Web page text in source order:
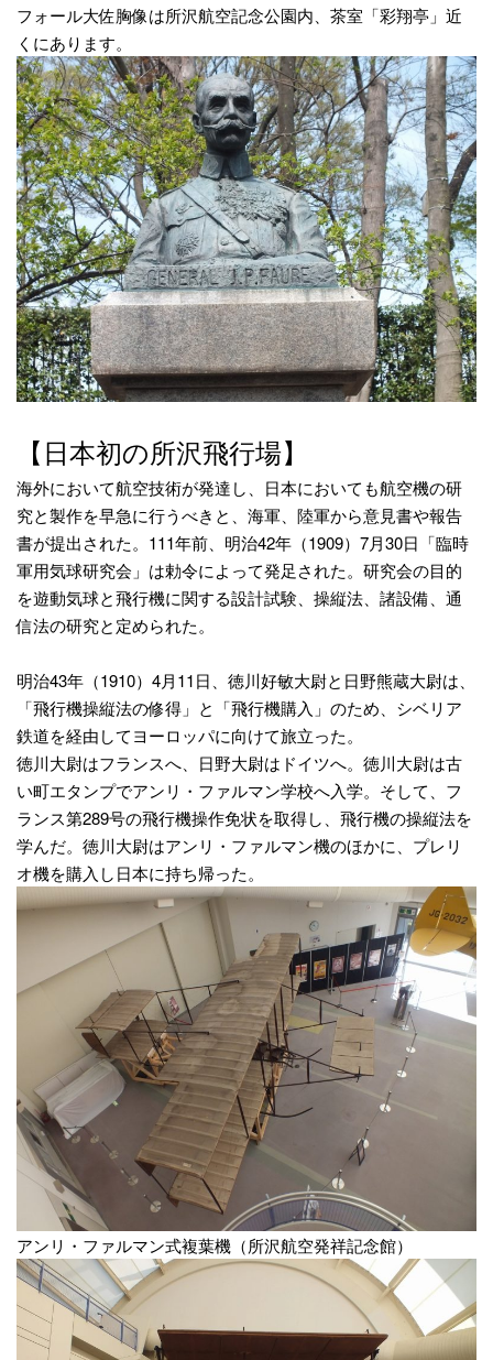
フォール大佐胸像は所沢航空記念公園内、茶室「彩翔亭」近
くにあります。
【日本初の所沢飛行場】
海外において航空技術が発達し、日本においても航空機の研
究と製作を早急に行うべきと、海軍、陸軍から意見書や報告
書が提出された。111年前、明治42年（1909）7月30日「臨時
軍用気球研究会」は勅令によって発足された。研究会の目的
を遊動気球と飛行機に関する設計試験、操縦法、諸設備、通
信法の研究と定められた。
明治43年（1910）4月11日、徳川好敏大尉と日野熊蔵大尉は、
「飛行機操縦法の修得」と「飛行機購入」のため、シベリア
鉄道を経由してヨーロッパに向けて旅立った。
徳川大尉はフランスへ、日野大尉はドイツへ。徳川大尉は古
い町エタンプでアンリ・ファルマン学校へ入学。そして、フ
ランス第289号の飛行機操作免状を取得し、飛行機の操縦法を
学んだ。徳川大尉はアンリ・ファルマン機のほかに、プレリ
オ機を購入し日本に持ち帰った。
アンリ・ファルマン式複葉機（所沢航空発祥記念館）